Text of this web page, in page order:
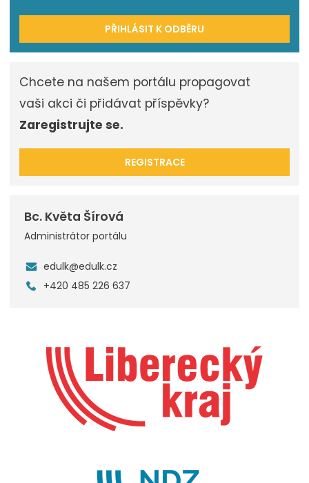
PŘIHLÁSIT K ODBĚRU
Chcete na našem portálu propagovat
vaši akci či přidávat příspěvky?
Zaregistrujte se.
REGISTRACE
Bc. Květa Šírová
Administrátor portálu
edulk@edulk.cz
+420 485 226 637